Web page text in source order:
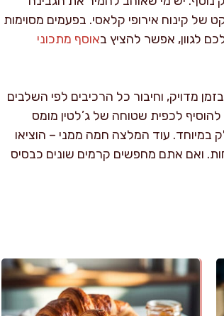
קינוח אירופי קלאסי. בפעמים מסוימות
לגוון, אפשר להציץ באוסף מתכוני
מדויק, וחיבור כל הרכיבים לפי השלבים
לכפית שטוחה של ג’לטין מומס
במיוחד. עוד המלצה חמה ממני – הוציאו
ואם אתם מחפשים קרמים שונים כבסיס